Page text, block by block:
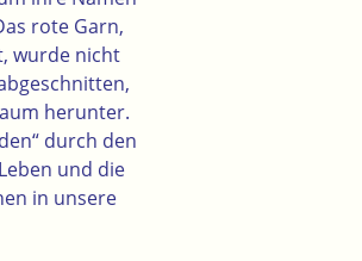
rote Garn,
wurde nicht
herunter.
durch den
und die
in unsere